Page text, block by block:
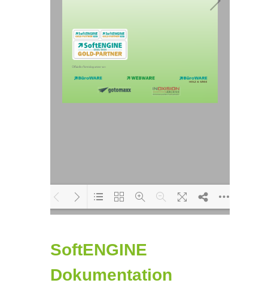
...
SoftENGINE
Dokumentation